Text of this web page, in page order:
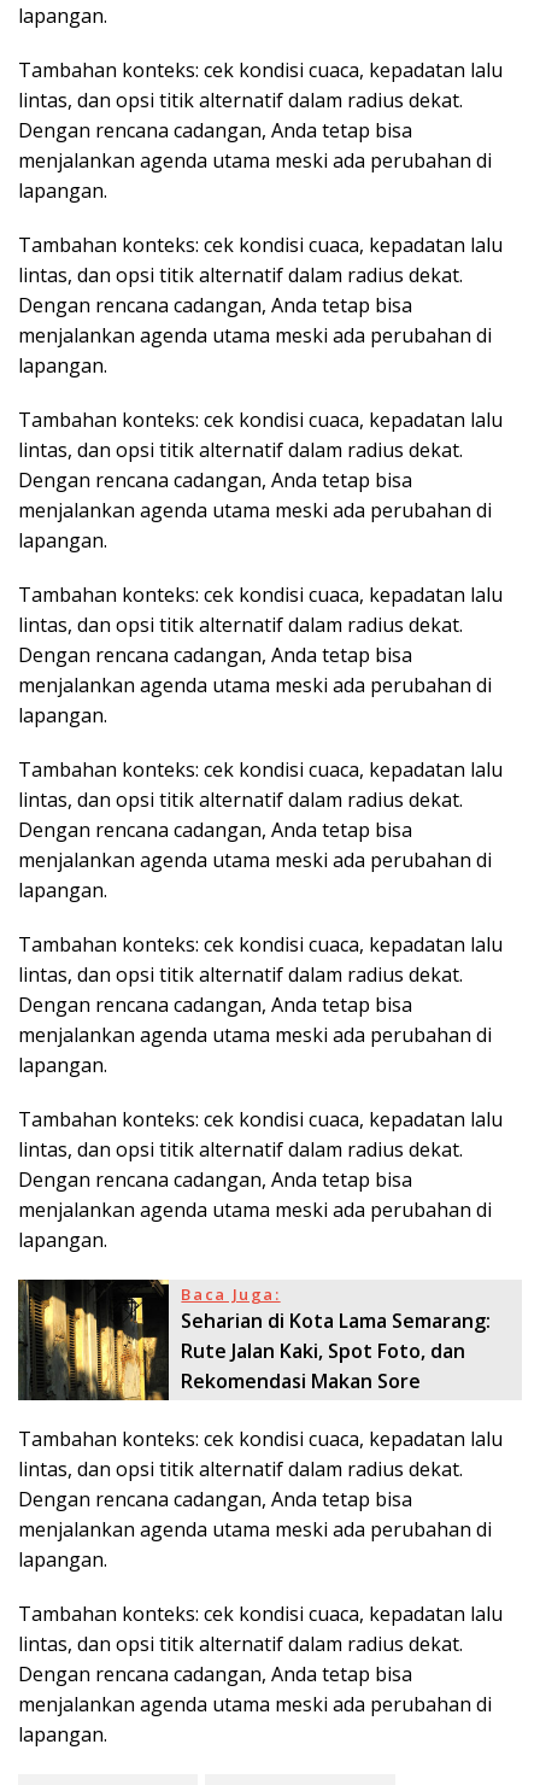
lapangan.
Tambahan konteks: cek kondisi cuaca, kepadatan lalu
lintas, dan opsi titik alternatif dalam radius dekat.
Dengan rencana cadangan, Anda tetap bisa
menjalankan agenda utama meski ada perubahan di
lapangan.
Tambahan konteks: cek kondisi cuaca, kepadatan lalu
lintas, dan opsi titik alternatif dalam radius dekat.
Dengan rencana cadangan, Anda tetap bisa
menjalankan agenda utama meski ada perubahan di
lapangan.
Tambahan konteks: cek kondisi cuaca, kepadatan lalu
lintas, dan opsi titik alternatif dalam radius dekat.
Dengan rencana cadangan, Anda tetap bisa
menjalankan agenda utama meski ada perubahan di
lapangan.
Tambahan konteks: cek kondisi cuaca, kepadatan lalu
lintas, dan opsi titik alternatif dalam radius dekat.
Dengan rencana cadangan, Anda tetap bisa
menjalankan agenda utama meski ada perubahan di
lapangan.
Tambahan konteks: cek kondisi cuaca, kepadatan lalu
lintas, dan opsi titik alternatif dalam radius dekat.
Dengan rencana cadangan, Anda tetap bisa
menjalankan agenda utama meski ada perubahan di
lapangan.
Tambahan konteks: cek kondisi cuaca, kepadatan lalu
lintas, dan opsi titik alternatif dalam radius dekat.
Dengan rencana cadangan, Anda tetap bisa
menjalankan agenda utama meski ada perubahan di
lapangan.
Tambahan konteks: cek kondisi cuaca, kepadatan lalu
lintas, dan opsi titik alternatif dalam radius dekat.
Dengan rencana cadangan, Anda tetap bisa
menjalankan agenda utama meski ada perubahan di
lapangan.
Baca Juga:
Seharian di Kota Lama Semarang:
Rute Jalan Kaki, Spot Foto, dan
Rekomendasi Makan Sore
Tambahan konteks: cek kondisi cuaca, kepadatan lalu
lintas, dan opsi titik alternatif dalam radius dekat.
Dengan rencana cadangan, Anda tetap bisa
menjalankan agenda utama meski ada perubahan di
lapangan.
Tambahan konteks: cek kondisi cuaca, kepadatan lalu
lintas, dan opsi titik alternatif dalam radius dekat.
Dengan rencana cadangan, Anda tetap bisa
menjalankan agenda utama meski ada perubahan di
lapangan.